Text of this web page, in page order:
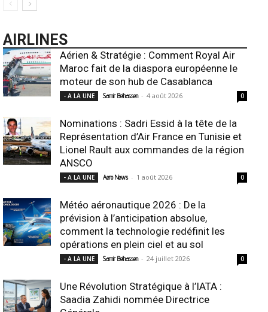
AIRLINES
Aérien & Stratégie : Comment Royal Air
Maroc fait de la diaspora européenne le
moteur de son hub de Casablanca
- A LA UNE Samir Belhassen - 4 août 2026 0
Nominations : Sadri Essid à la tête de la
Représentation d’Air France en Tunisie et
Lionel Rault aux commandes de la région
ANSCO
- A LA UNE Aero News - 1 août 2026 0
Météo aéronautique 2026 : De la
prévision à l’anticipation absolue,
comment la technologie redéfinit les
opérations en plein ciel et au sol
- A LA UNE Samir Belhassen - 24 juillet 2026 0
Une Révolution Stratégique à l’IATA :
Saadia Zahidi nommée Directrice